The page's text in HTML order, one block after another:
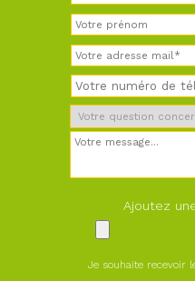
Ajoutez
Je souhaite recevoir